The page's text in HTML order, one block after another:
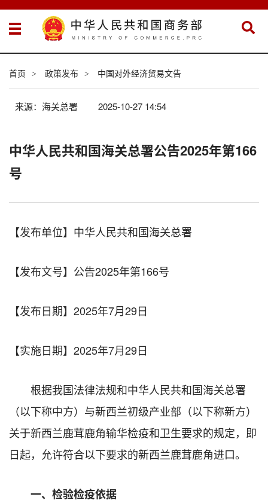
首页 > 政策发布 > 中国对外经济贸易文告
来源：海关总署 2025-10-27 14:54
中华人民共和国海关总署公告2025年第166
号
【发布单位】中华人民共和国海关总署
【发布文号】公告2025年第166号
【发布日期】 2025年7月29日
【实施日期】 2025年7月29日
根据我国法律法规和中华人民共和国海关总署
（以下称中方）与新西兰初级产业部（以下称新方）
关于新西兰鹿茸鹿角输华检疫和卫生要求的规定，即
日起，允许符合以下要求的新西兰鹿茸鹿角进口。
一、检验检疫依据